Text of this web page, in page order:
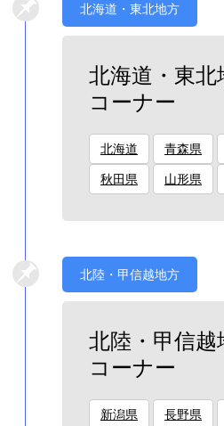
北海道・東北地方
北海道・東北
コーナー
北海道 青森県
秋田県 山形県
北陸・甲信越地方
北陸・甲信越
コーナー
新潟県 長野県